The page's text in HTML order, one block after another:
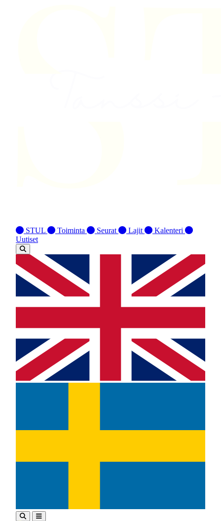
STUL Toiminta Seurat Lajit
Kalenteri
Uutiset